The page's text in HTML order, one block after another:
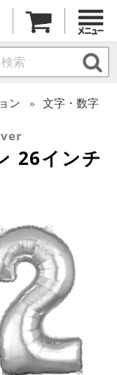
ン 文字・数字
26インチ